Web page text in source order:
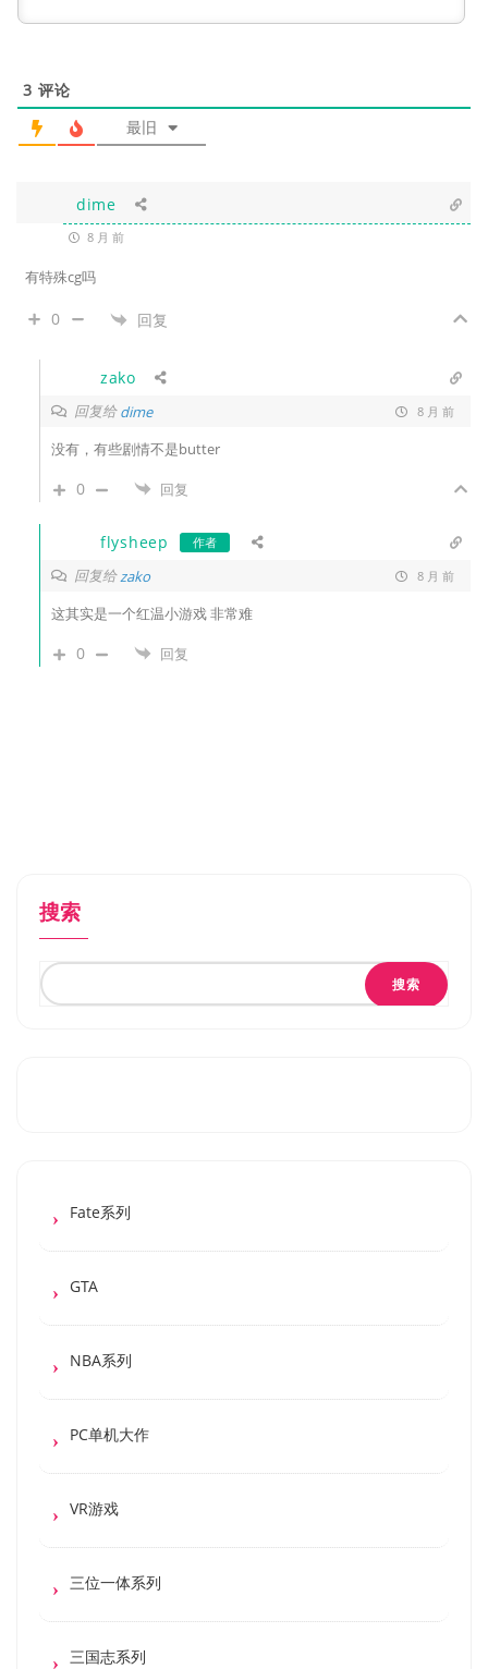
3 评论
最旧
dime
8 月 前
有特殊cg吗
0 回复
zako
回复给dime 8 月 前
没有，有些剧情不是butter
0 回复
flysheep 作者
回复给zako 8 月 前
这其实是一个红温小游戏 非常难
0 回复
搜索
搜索
Fate系列
GTA
NBA系列
PC单机大作
VR游戏
三位一体系列
三国志系列